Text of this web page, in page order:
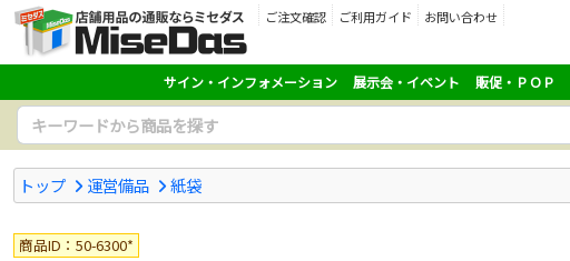
ご注文確認 ご利用ガイド
お問い合わせ
サイン・インフォメーション 展示会・イベント 販促・ＰＯＰ
トップ 運営備品 紙袋
商品ID：50-6300*